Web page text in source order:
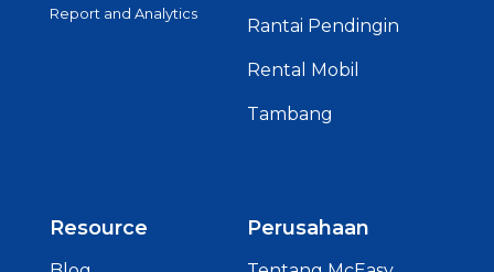
Report and Analytics
Rantai Pendingin
Rental Mobil
Tambang
Resource Perusahaan